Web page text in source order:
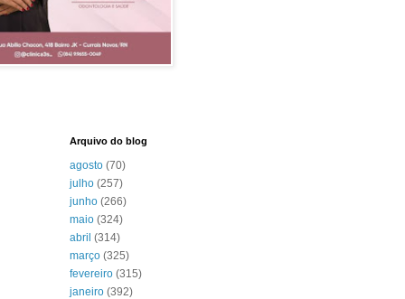
Arquivo do blog
agosto (70)
julho (257)
junho (266)
maio (324)
abril (314)
março (325)
fevereiro (315)
janeiro (392)